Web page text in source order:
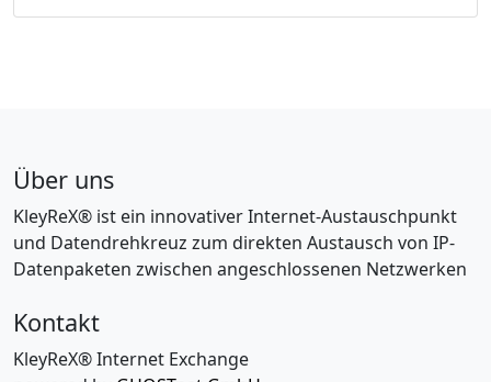
Über uns
KleyReX® ist ein innovativer Internet-Austauschpunkt
und Datendrehkreuz zum direkten Austausch von IP-
Datenpaketen zwischen angeschlossenen Netzwerken
Kontakt
KleyReX® Internet Exchange